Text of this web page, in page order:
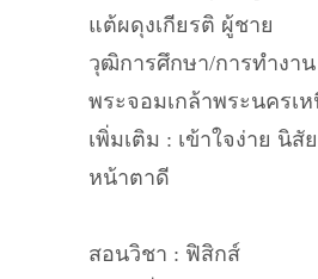
แต้ผดุงเกียรติ ผู้ชาย
วุฒิการศึกษา/การทำงาน
พระจอมเกล้าพระนครเ
เพิ่มเติม : เข้าใจง่าย นิสั
หน้าตาดี
สอนวิชา : ฟิสิกส์